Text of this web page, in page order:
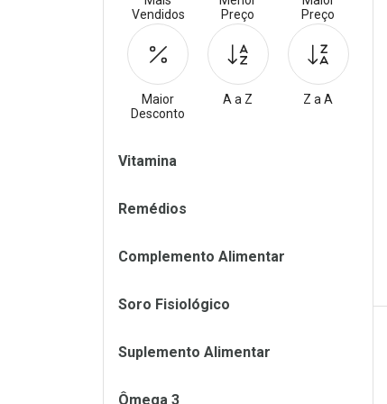
Vendidos
Preço
Preço
Maior
Desconto
A a Z Z a A
Filtros
Vitamina
Remédios
Complemento Alimentar
Soro Fisiológico
Suplemento Alimentar
Ômega 3